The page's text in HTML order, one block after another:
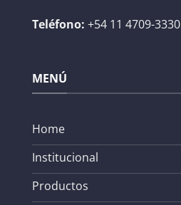
Teléfono: +54 11 4709-3330
MENÚ
Home
Institucional
Productos